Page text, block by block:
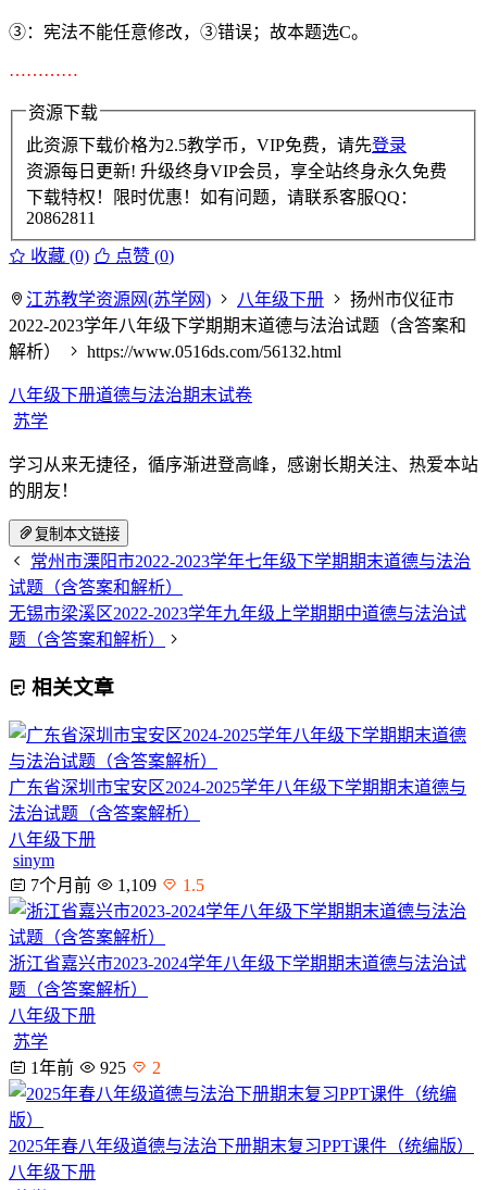
③：宪法不能任意修改，③错误；故本题选C。
…………
资源下载
此资源下载价格为2.5教学币，VIP免费，请先登录
资源每日更新! 升级终身VIP会员，享全站终身永久免费
下载特权！限时优惠！如有问题，请联系客服QQ：
20862811
收藏 (0) 点赞 (0)
江苏教学资源网(苏学网) 八年级下册
扬州市仪征市
2022-2023学年八年级下学期期末道德与法治试题（含答案和
解析）
https://www.0516ds.com/56132.html
八年级下册道德与法治期末试卷
苏学
学习从来无捷径，循序渐进登高峰，感谢长期关注、热爱本站
的朋友！
复制本文链接
常州市溧阳市2022-2023学年七年级下学期期末道德与法治
试题（含答案和解析）
无锡市梁溪区2022-2023学年九年级上学期期中道德与法治试
题（含答案和解析）
相关文章
广东省深圳市宝安区2024-2025学年八年级下学期期末道德与
法治试题（含答案解析）
八年级下册
sinym
7个月前
1,109 1.5
浙江省嘉兴市2023-2024学年八年级下学期期末道德与法治试
题（含答案解析）
八年级下册
苏学
1年前
925 2
2025年春八年级道德与法治下册期末复习PPT课件（统编版）
八年级下册